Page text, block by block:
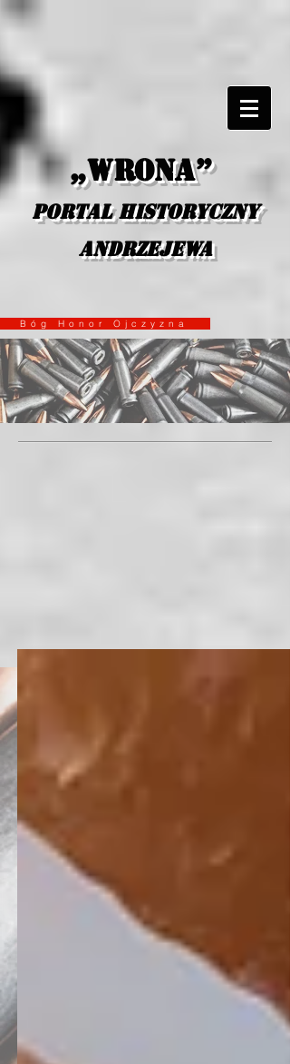
„Wrona”
portal historyczny
Andrzejewa
Honor Ojczyzna